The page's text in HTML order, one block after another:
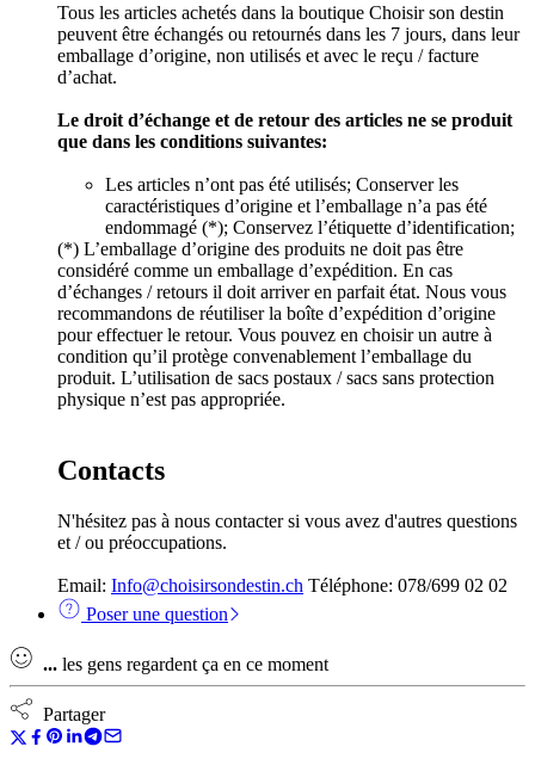
Tous les articles achetés dans la boutique Choisir son destin
peuvent être échangés ou retournés dans les 7 jours, dans leur
emballage d’origine, non utilisés et avec le reçu / facture
d’achat.
Le droit d’échange et de retour des articles ne se produit
que dans les conditions suivantes:
Les articles n’ont pas été utilisés; Conserver les
caractéristiques d’origine et l’emballage n’a pas été
endommagé (*); Conservez l’étiquette d’identification;
(*) L’emballage d’origine des produits ne doit pas être
considéré comme un emballage d’expédition. En cas
d’échanges / retours il doit arriver en parfait état. Nous vous
recommandons de réutiliser la boîte d’expédition d’origine
pour effectuer le retour. Vous pouvez en choisir un autre à
condition qu’il protège convenablement l’emballage du
produit. L’utilisation de sacs postaux / sacs sans protection
physique n’est pas appropriée.
Contacts
N'hésitez pas à nous contacter si vous avez d'autres questions
et / ou préoccupations.
Email: Info@choisirsondestin.ch Téléphone: 078/699 02 02
Poser une question
... les gens regardent ça en ce moment
Partager